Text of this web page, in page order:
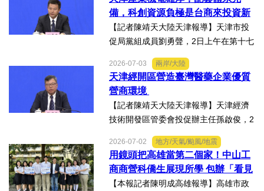
智能產業方面具備優勢表示，高新區作
為國家自主創新示範區，也...
備，科創資源負極是台商來投資新
業的理想沃土
【記者陳靖天大陸天津報導】天津市投
促局黨組成員劉勇聲，2日上午在第十七
答記者提問關於天津在產業發展方面有
哪些突出優勢，目前台資企業在天津的
融合情況，未來還有哪些...
2026-07-03 兩岸/大陸
天津經開區營造臺灣醫藥企業優質
營商環境
【記者陳靖天大陸天津報導】天津經濟
技術開發區管委會投促辦主任孫啟俊，2
新聞發佈會上，說明天津市作為北方生
物醫藥產業高地，天津經開區能為臺灣
醫藥大健康行業的創業者和...
2026-07-02 地方/天氣/颱風/地震
用鏡頭把高雄當第二個家！中山工
商商營科僑生展現所學 包辦「看見
雄新之光」創意短片前三名
【本報記者陳明成高雄報導】高雄市政